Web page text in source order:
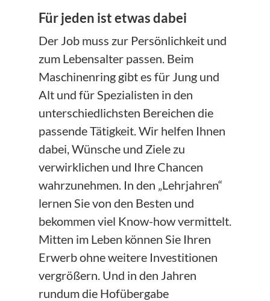
Für jeden ist etwas dabei
Der Job muss zur Persönlichkeit und
zum Lebensalter passen. Beim
Maschinenring gibt es für Jung und
Alt und für Spezialisten in den
unterschiedlichsten Bereichen die
passende Tätigkeit. Wir helfen Ihnen
dabei, Wünsche und Ziele zu
verwirklichen und Ihre Chancen
wahrzunehmen. In den „Lehrjahren“
lernen Sie von den Besten und
bekommen viel Know-how vermittelt.
Mitten im Leben können Sie Ihren
Erwerb ohne weitere Investitionen
vergrößern. Und in den Jahren
rundum die Hofübergabe